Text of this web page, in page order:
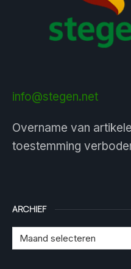
info@stegen.net
Overname van
toestemming
ARCHIEF